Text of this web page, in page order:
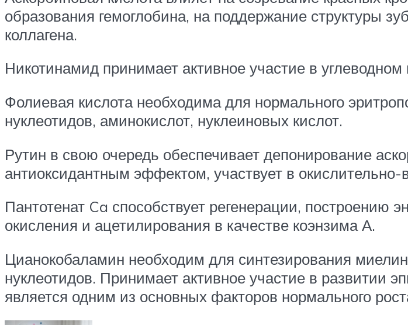
образования гемоглобина, на поддержание структуры
коллагена.
Никотинамид принимает активное участие в
Фолиевая кислота необходима для нормального
нуклеотидов, аминокислот, нуклеиновых кислот.
Рутин в свою очередь обеспечивает депонирование
антиоксидантным эффектом, участвует в окислительно-
Пантотенат Ca способствует регенерации, построению
окисления и ацетилирования в качестве коэнзима А.
Цианокобаламин необходим для синтезирования
нуклеотидов. Принимает активное участие в развитии
является одним из основных факторов нормального